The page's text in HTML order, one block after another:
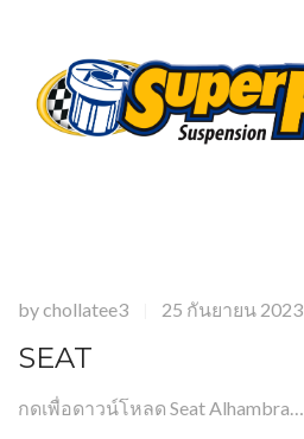
bychollatee3 25 กันยายน 2023
SEAT
กดเพื่อดาวน์โหลด Seat Alhambra…